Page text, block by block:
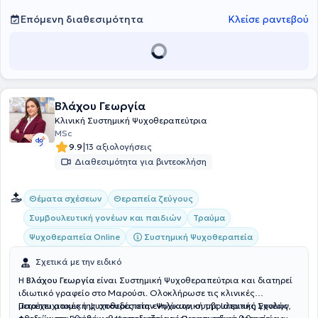
και σεμιναρίων και είναι μέλος της Ελληνικής Εταιρείας
Behavioural and Cognitive Therapies.
Επόμενη διαθεσιμότητα
Κλείσε ραντεβού
Βλάχου Γεωργία
Kλινική Συστημική Ψυχοθεραπεύτρια
MSc
9.9|13 αξιολογήσεις
Διαθεσιμότητα για βιντεοκλήση
Θέματα σχέσεων
Θεραπεία ζεύγους
Συμβουλευτική γονέων και παιδιών
Τραύμα
Ψυχοθεραπεία Online
Συστημική Ψυχοθεραπεία
Σχετικά με την ειδικό
Η Βλάχου Γεωργία είναι Συστημική Ψυχοθεραπεύτρια και διατηρεί
ιδιωτικό γραφείο στο Μαρούσι. Ολοκλήρωσε τις κλινικές
μεταπτυχιακές της σπουδές στην Ψυχιατρική της Ιατρικής Σχολής
Παρέχει ατομική ψυχοθεραπεία ενηλίκων, συμβουλευτική γονέων,